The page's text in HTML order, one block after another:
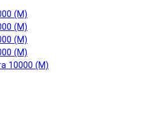
(М)
(М)
(М)
(М)
10000 (М)